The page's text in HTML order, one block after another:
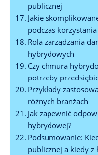
publicznej
Jakie
podczas
Rola zarządzania
hybrydowych
Czy chmura​
potrzeby
Przykłady
różnych branżach
Jak zapewnić​
hybrydowej?
Podsumowanie:
publicznej ​a kiedy ‍z